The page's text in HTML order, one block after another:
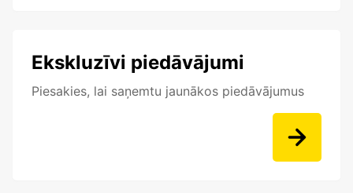
Ekskluzīvi piedāvājumi
Piesakies, lai saņemtu jaunākos piedāvājumus